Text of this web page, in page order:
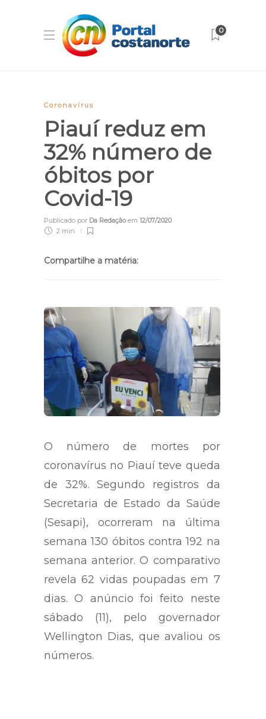
0
Coronavírus
Piauí reduz em
32% número de
óbitos por
Covid-19
Publicado por Da Redaçãoem 12/07/2020
2 min
Compartilhe a matéria:
O número de mortes por
coronavírus no Piauí teve queda
de 32%. Segundo registros da
Secretaria de Estado da Saúde
(Sesapi), ocorreram na última
semana 130 óbitos contra 192 na
semana anterior. O comparativo
revela 62 vidas poupadas em 7
dias. O anúncio foi feito neste
sábado (11), pelo governador
Wellington Dias, que avaliou os
números.